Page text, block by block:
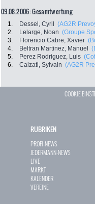
09.08.2006: Gesamtwertung
1. Dessel, Cyril (AG2R
2.
Lelarge, Noan (Groupe
3.
Florencio Cabre, Xavier
4.
Beltran Martinez, Manuel
5.
Perez Rodriguez, Luis
6.
Calzati, Sylvain (AG2R
COOKIE
RUBRIKEN
PROFI-NEWS
JEDERMANN-NEWS
LIVE
MARKT
KALENDER
VEREINE